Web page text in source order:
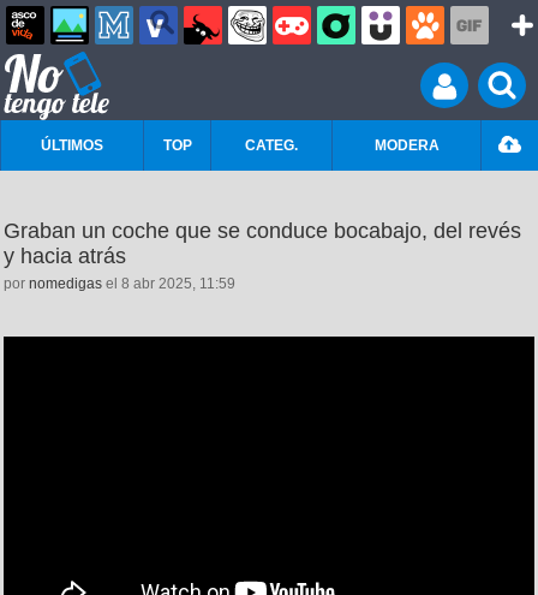
ÚLTIMOS TOP CATEG. MODERA
Graban un coche que se conduce bocabajo, del revés
y hacia atrás
por nomedigas el 8 abr 2025, 11:59